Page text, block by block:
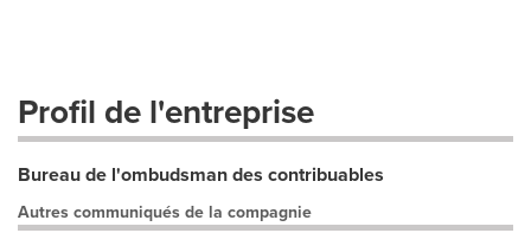
Profil de l'entreprise
Bureau de l'ombudsman des contribuables
Autres communiqués de la compagnie